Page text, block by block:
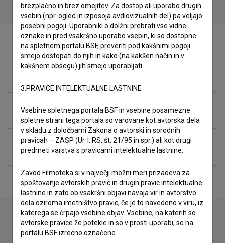
Filmografija (2)
Nagrade in nominacije
Razširjeni podatki
Stik z uredništvom
brezplačno in brez omejitev. Za dostop ali uporabo drugih
vsebin (npr. ogled in izposoja avdiovizualnih del) pa veljajo
posebni pogoji. Uporabniki o dolžni prebrati vse vidne
oznake in pred vsakršno uporabo vsebin, ki so dostopne
na spletnem portalu BSF, preveriti pod kakšnimi pogoji
smejo dostopati do njih in kako (na kakšen način in v
kakšnem obsegu) jih smejo uporabljati.
3.PRAVICE INTELEKTUALNE LASTNINE
Vsebine spletnega portala BSF in vsebine posamezne
spletne strani tega portala so varovane kot avtorska dela
v skladu z določbami Zakona o avtorski in sorodnih
pravicah – ZASP (Ur. l. RS, št. 21/95 in spr.) ali kot drugi
predmeti varstva s pravicami intelektualne lastnine.
Zavod Filmoteka si v največji možni meri prizadeva za
spoštovanje avtorskih pravic in drugih pravic intelektualne
lastnine in zato ob vsakršni objavi navaja vir in avtorstvo
dela oziroma imetništvo pravic, če je to navedeno v viru, iz
katerega se črpajo vsebine objav. Vsebine, na katerih so
avtorske pravice že potekle in so v prosti uporabi, so na
portalu BSF izrecno označene.